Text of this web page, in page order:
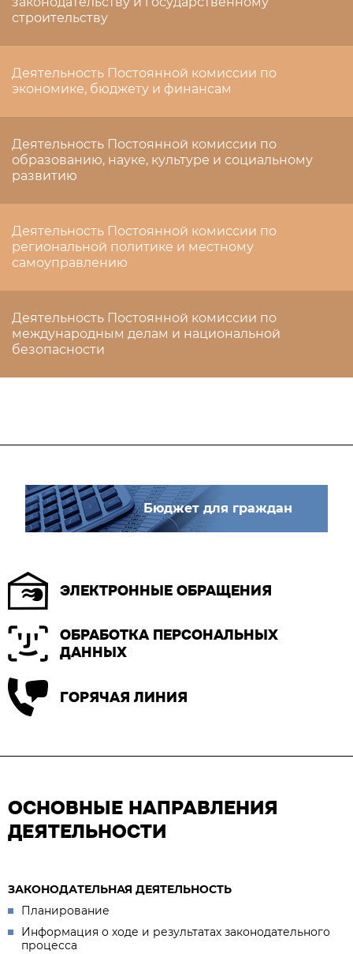
строительству
Деятельность Постоянной комиссии по
экономике, бюджету и финансам
Деятельность Постоянной комиссии по
образованию, науке, культуре и социальному
развитию
Деятельность Постоянной комиссии по
региональной политике и местному
самоуправлению
Деятельность Постоянной комиссии по
международным делам и национальной
безопасности
Бюджет для граждан
ЭЛЕКТРОННЫЕ ОБРАЩЕНИЯ
ОБРАБОТКА ПЕРСОНАЛЬНЫХ
ДАННЫХ
ГОРЯЧАЯ ЛИНИЯ
ОСНОВНЫЕ НАПРАВЛЕНИЯ
ДЕЯТЕЛЬНОСТИ
ЗАКОНОДАТЕЛЬНАЯ ДЕЯТЕЛЬНОСТЬ
Планирование
Информация о ходе и результатах законодательного
процесса